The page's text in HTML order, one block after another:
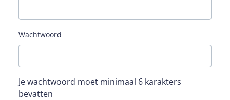
Wachtwoord
Je wachtwoord moet minimaal 6 karakters
bevatten